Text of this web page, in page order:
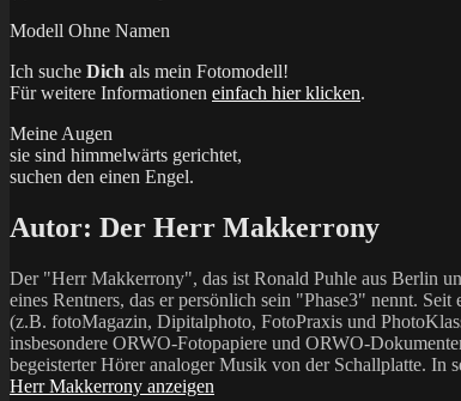
Modell Ohne Namen
Ich suche Dich als mein Fotomodell!
Für weitere Informationen einfach hier klicken.
Meine Augen
sie sind himmelwärts gerichtet,
suchen den einen Engel.
Autor: Der Herr Makkerrony
Der "Herr Makkerrony", das ist Ronald Puhle aus Berlin
eines Rentners, das er persönlich sein "Phase3" nennt.
(z.B. fotoMagazin, Dipitalphoto, FotoPraxis und
insbesondere ORWO-Fotopapiere und ORWO-
begeisterter Hörer analoger Musik von der Schallplatte. In
Herr Makkerrony anzeigen